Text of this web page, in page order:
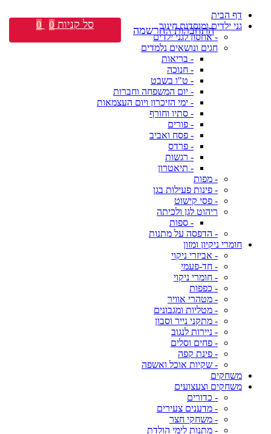
דף הבית
גני ילדים ומוסדות חינוך
- אחסון לגני ילדים
חגים ונושאים נלמדים
- בריאות
- חנוכה
- ט"ו בשבט
- יום המשפחה וחברות
- ימי הזיכרון ויום העצמאות
- סתיו וחורף
- פורים
- פסח ואביב
- פרדס
- רגשות
- תיאטרון
- מפות
- פינות פעילות בגן
- פסי קישוט
ריהוט לגן ולכיתה
- ספות
- הדפסה על מתנות
חומרי ניקיון ומזון
- אביזרי ניקוי
- חד-פעמי
- חומרי ניקוי
- כפפות
- מטהרי אוויר
- מטליות ומגבונים
- מתקני נייר וסבון
- ניירות לנגוב
- פחים וסלים
- פינת קפה
- שקיות אוכל ואשפה
משחקים
משחקים וצעצועים
- כדורים
- מדענים צעירים
- משחקי חצר
- מתנות לימי הולדת
התחברות \ הרשמה סל קניות 0
0